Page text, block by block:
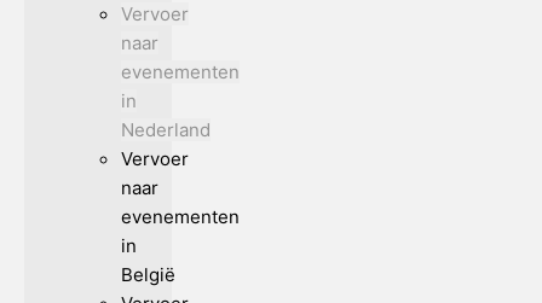
Vervoer
naar
evenementen
in
Nederland
Vervoer
naar
evenementen
in
België